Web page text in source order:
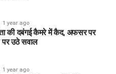
1 year ago
नेता की दबंगई कैमरे में कैद, अफसर पर
पर उठे सवाल
1 year ago